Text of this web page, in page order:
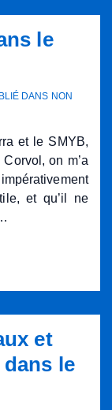
le
DANS NON
et le SMYB,
on m’a
et qu’il ne
et
dans le